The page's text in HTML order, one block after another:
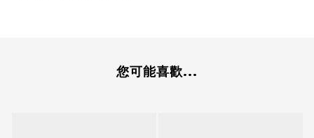
您可能喜歡...